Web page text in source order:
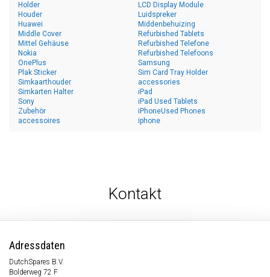
Holder
Houder
Huawei
LCD Display Module
Luidspreker
Middenbehuizing
Middle Cover
Mittel Gehäuse
Nokia
OnePlus
Plak Sticker
Refurbished Tablets
Refurbished Telefone
Refurbished Telefoons
Samsung
Sim Card Tray Holder
Simkaarthouder
Simkarten Halter
Sony
Zubehör
accessoires
accessories
iPad
iPad Used Tablets
iPhoneUsed Phones
iphone
Kontakt
Adressdaten
DutchSpares B.V.
Bolderweg 72 F